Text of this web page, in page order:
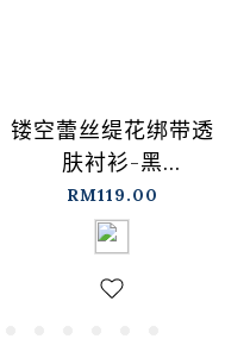
镂空蕾丝缇花绑带透
肤衬衫-黑
【01025766】现+预
RM119.00